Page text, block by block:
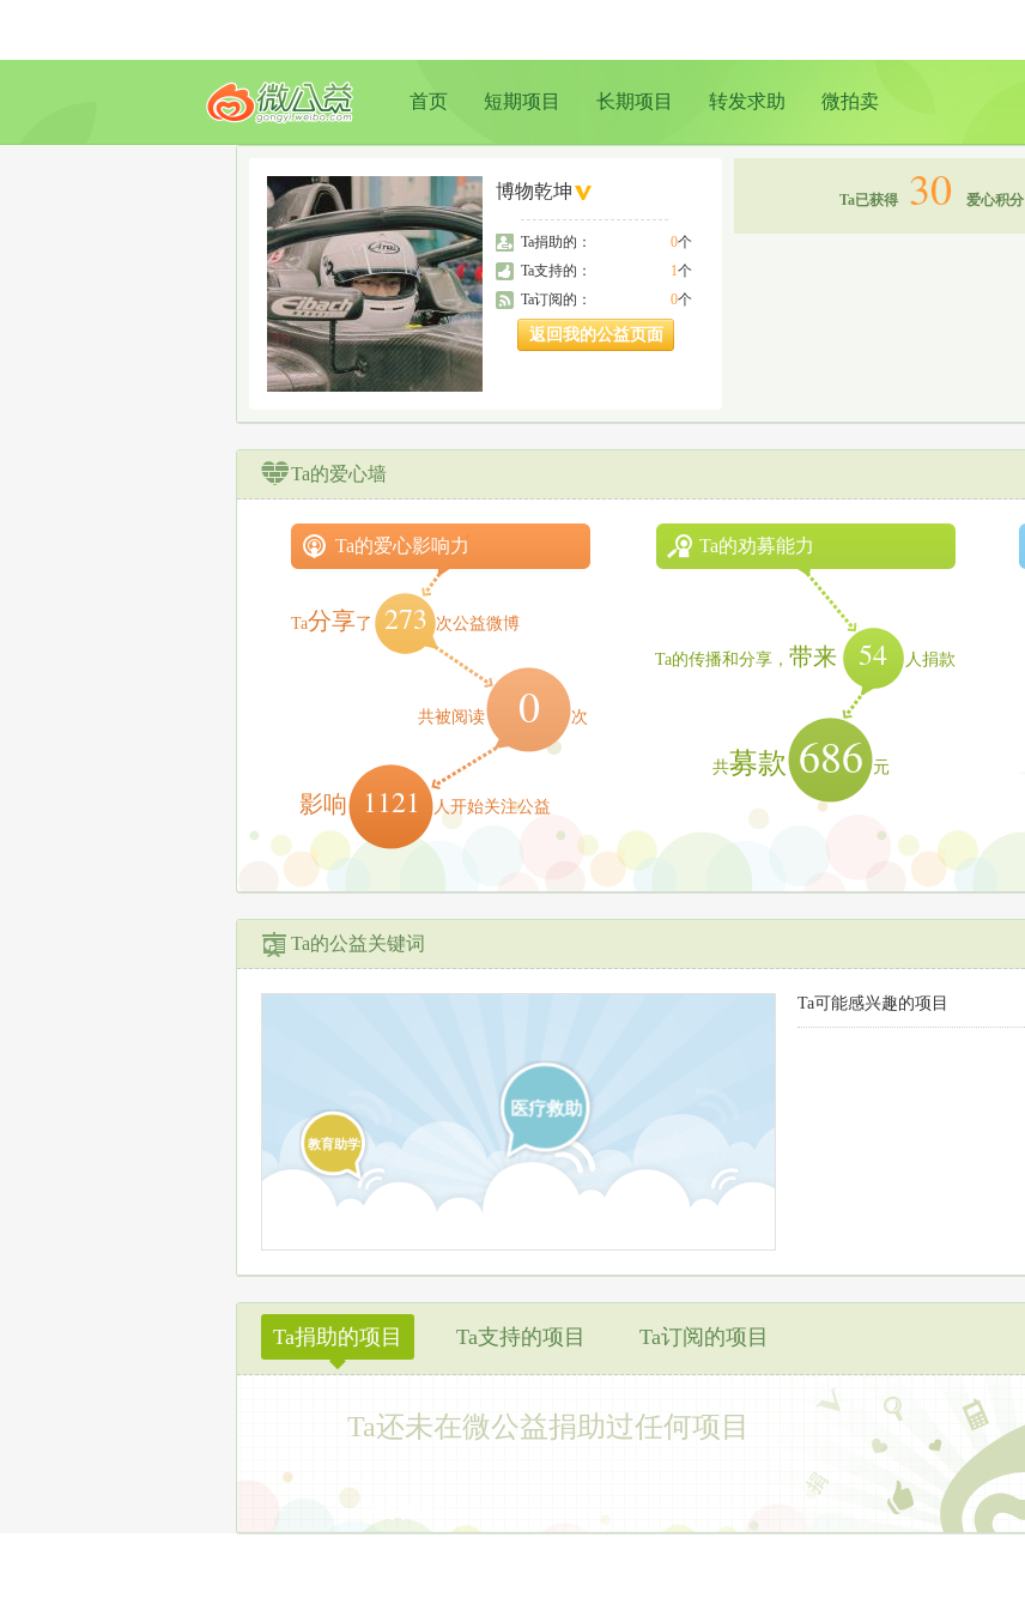
首页 短期项目 长期项目 转发求助 微拍卖
博物乾坤
0个
Ta捐助的：
1个
Ta支持的：
0个
Ta订阅的：
返回我的公益页面
Ta已获得 30 爱心积分
Ta的爱心墙
Ta的爱心影响力
Ta分享了 273 次公益微博
共被阅读 0 次
影响 1121 人开始关注公益
Ta的劝募能力
Ta的传播和分享， 带来 54 人捐款
共募款 686 元
Ta的公益关键词
医疗救助
教育助学
Ta可能感兴趣的项目
Ta捐助的项目
◆
Ta支持的项目 Ta订阅的项目
Ta还未在微公益捐助过任何项目